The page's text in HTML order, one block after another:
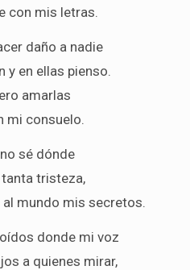
con mis letras.
daño a nadie
y en ellas pienso.
amarlas
mi consuelo.
sé dónde
tristeza,
mundo mis secretos.
donde mi voz
a quienes mirar,